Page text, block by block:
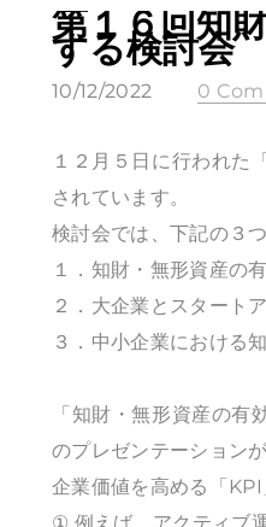
第１６回知
する検討会
10/12/2022 0
１２月５日に行われた
されています。
検討会では、下記の３
１．知財・無形資産の
２．大企業とスタート
３．中小企業における
「知財・無形資産の
のプレゼンテーション
企業価値を高める「